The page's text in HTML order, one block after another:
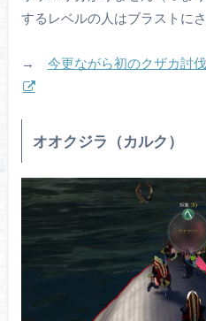
するレベルの人はブラストに
→ 今更ながら初のクザカ討
オオクジラ（カルク）